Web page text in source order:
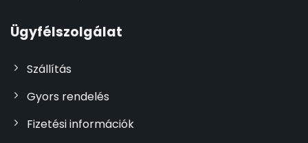
Ügyfélszolgálat
Szállítás
Gyors rendelés
Fizetési információk